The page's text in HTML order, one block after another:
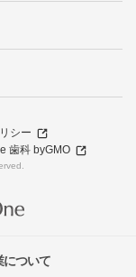
シー
歯科 byGMO
について